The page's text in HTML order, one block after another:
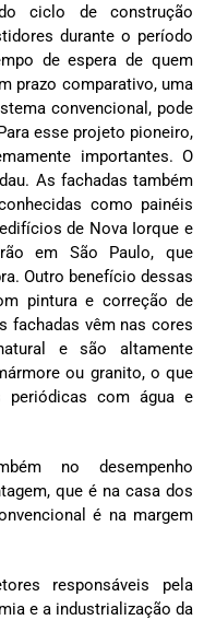
ciclo de construção
durante o período
de espera de quem
prazo comparativo, uma
convencional, pode
esse projeto pioneiro,
importantes. O
As fachadas também
como painéis
de Nova Iorque e
em São Paulo, que
Outro benefício dessas
pintura e correção de
fachadas vêm nas cores
e são altamente
ou granito, o que
periódicas com água e
no desempenho
que é na casa dos
é na margem
responsáveis pela
e a industrialização da